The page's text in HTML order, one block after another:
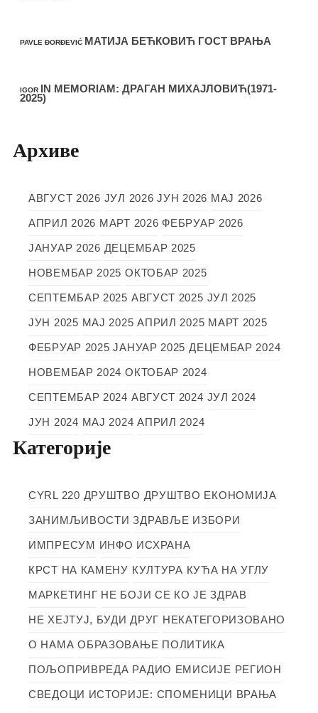
PAVLE ĐORĐEVIĆ МАТИЈА БЕЋКОВИЋ ГОСТ ВРАЊА
IGOR IN MEMORIAM: ДРАГАН МИХАЈЛОВИЋ(1971-
2025)
Архиве
АВГУСТ 2026 ЈУЛ 2026 ЈУН 2026 МАЈ 2026
АПРИЛ 2026 МАРТ 2026 ФЕБРУАР 2026
ЈАНУАР 2026 ДЕЦЕМБАР 2025
НОВЕМБАР 2025 ОКТОБАР 2025
СЕПТЕМБАР 2025 АВГУСТ 2025 ЈУЛ 2025
ЈУН 2025 МАЈ 2025 АПРИЛ 2025 МАРТ 2025
ФЕБРУАР 2025 ЈАНУАР 2025 ДЕЦЕМБАР 2024
НОВЕМБАР 2024 ОКТОБАР 2024
СЕПТЕМБАР 2024 АВГУСТ 2024 ЈУЛ 2024
ЈУН 2024 МАЈ 2024 АПРИЛ 2024
Категорије
CYRL 220 ДРУШТВО ДРУШТВО ЕКОНОМИЈА
ЗАНИМЉИВОСТИ ЗДРАВЉЕ ИЗБОРИ
ИМПРЕСУМ ИНФО ИСХРАНА
КРСТ НА КАМЕНУ КУЛТУРА КУЋА НА УГЛУ
МАРКЕТИНГ НЕ БОЈИ СЕ КО ЈЕ ЗДРАВ
НЕ ХЕЈТУЈ, БУДИ ДРУГ НЕКАТЕГОРИЗОВАНО
О НАМА ОБРАЗОВАЊЕ ПОЛИТИКА
ПОЉОПРИВРЕДА РАДИО ЕМИСИЈЕ РЕГИОН
СВЕДОЦИ ИСТОРИЈЕ: СПОМЕНИЦИ ВРАЊА